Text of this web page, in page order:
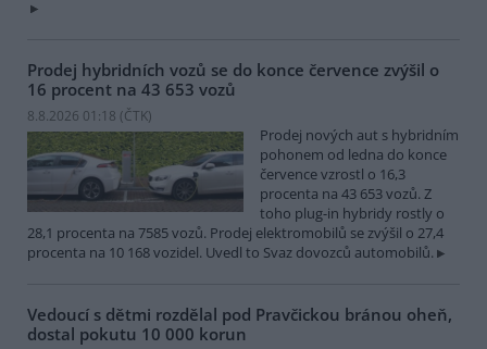
Prodej hybridních vozů se do konce července zvýšil o
16 procent na 43 653 vozů
8.8.2026 01:18 (ČTK)
Prodej nových aut s hybridním
pohonem od ledna do konce
července vzrostl o 16,3
procenta na 43 653 vozů. Z
toho plug-in hybridy rostly o
28,1 procenta na 7585 vozů. Prodej elektromobilů se zvýšil o 27,4
procenta na 10 168 vozidel. Uvedl to Svaz dovozců automobilů.
Vedoucí s dětmi rozdělal pod Pravčickou bránou oheň,
dostal pokutu 10 000 korun